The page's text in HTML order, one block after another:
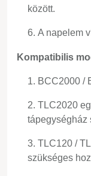
között.
A napelem
Kompatibilis
BCC2000 /
TLC2020
tápegységház
TLC120 /
szükséges